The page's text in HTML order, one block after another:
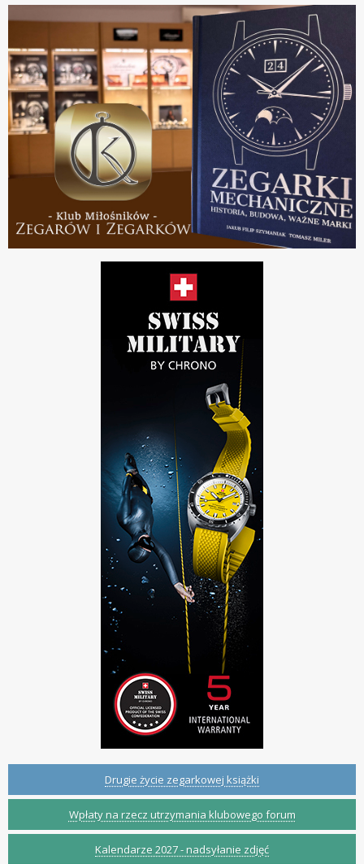
Drugie życie zegarkowej książki
Wpłaty na rzecz utrzymania klubowego forum
Kalendarze 2027 - nadsyłanie zdjęć